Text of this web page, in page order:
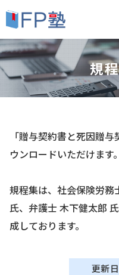
規
「贈与契約書と死因贈
ウンロードいただけます。
規程集は、社会保険労務
氏、弁護士 木下健太郎
成しております。
更新